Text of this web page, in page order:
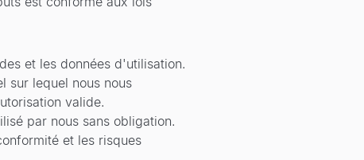
et les données d'utilisation.
sur lequel nous nous
valide.
par nous sans obligation.
et les risques